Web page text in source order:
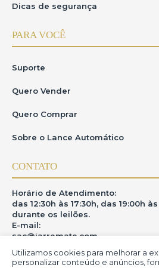
Utilizamos cookies para melhorar a
personalizar conteúdo e anúncios,
Dicas de segurança
PARA VOCÊ
Suporte
Quero Vender
Quero Comprar
Sobre o Lance Automático
CONTATO
Horário de Atendimento:
das 12:30h às 17:30h, das 19:00h
durante os leilões.
E-mail:
sac@iarremate.com
ONDE ESTAMOS